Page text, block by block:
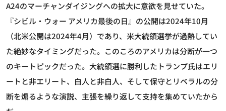
A24のマーチャンダイジングへの拡大に意欲を見せていた。
『シビル・ウォー アメリカ最後の日』の公開は2024年10月
（北米公開は2024年4月）であり、米大統領選挙が過熱してい
た絶妙なタイミングだった。このころのアメリカは分断が一つ
のキートピックだった。大統領選に勝利したトランプ氏はエリ
ートと非エリート、白人と非白人、そして保守とリベラルの分
断を煽るような演説、主張を繰り返して支持を集めていたから